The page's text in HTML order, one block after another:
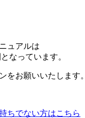
ュアルは
なっています。
をお願いいたします。
ちでない方はこちら